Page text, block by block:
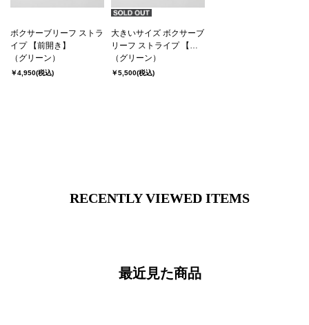
ボクサーブリーフ ストラ
イプ 【前開き】
（グリーン）
￥4,950(税込)
大きいサイズ ボクサーブ
リーフ ストライプ 【前
開き】
（グリーン）
￥5,500(税込)
RECENTLY VIEWED ITEMS
最近見た商品